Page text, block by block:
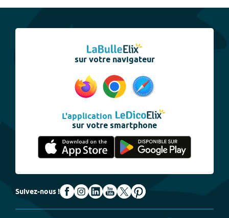
sur votre navigateur
L'application
sur votre smartphone
Suivez-nous !